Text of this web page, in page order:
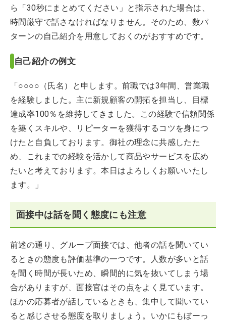
ら「30秒にまとめてください」と指示された場合は、
時間厳守で話さなければなりません。そのため、数パ
ターンの自己紹介を用意しておくのがおすすめです。
自己紹介の例文
「○○○○（氏名）と申します。前職では3年間、営業職
を経験しました。主に新規顧客の開拓を担当し、目標
達成率100％を維持してきました。この経験で信頼関係
を築くスキルや、リピーターを獲得するコツを身につ
けたと自負しております。御社の理念に共感したた
め、これまでの経験を活かして商品やサービスを広め
たいと考えております。本日はよろしくお願いいたし
ます。」
面接中は話を聞く態度にも注意
前述の通り、グループ面接では、他者の話を聞いてい
るときの態度も評価基準の一つです。人数が多いと話
を聞く時間が長いため、瞬間的に気を抜いてしまう場
合がありますが、面接官はその点をよく見ています。
ほかの応募者が話しているときも、集中して聞いてい
ると感じさせる態度を取りましょう。いかにもぼーっ